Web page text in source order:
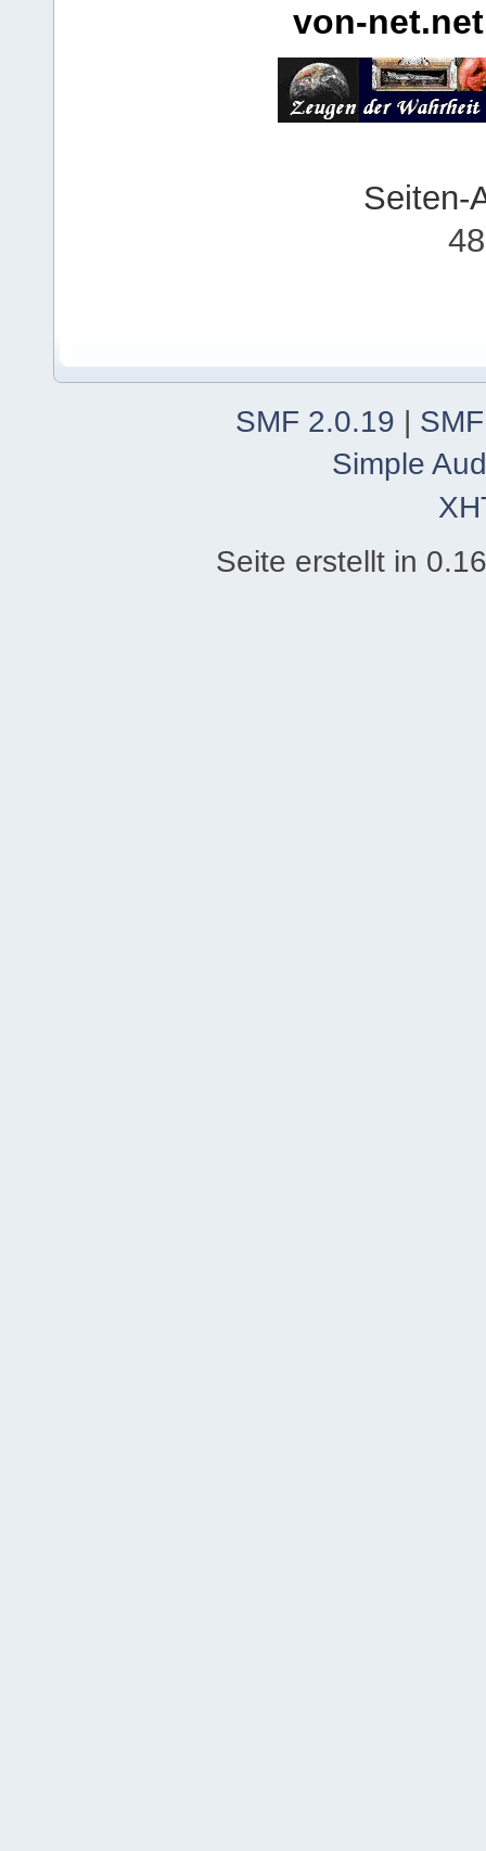
von-net.net
Seiten-
SMF 2.0.19 |
Simple
Seite erstellt in